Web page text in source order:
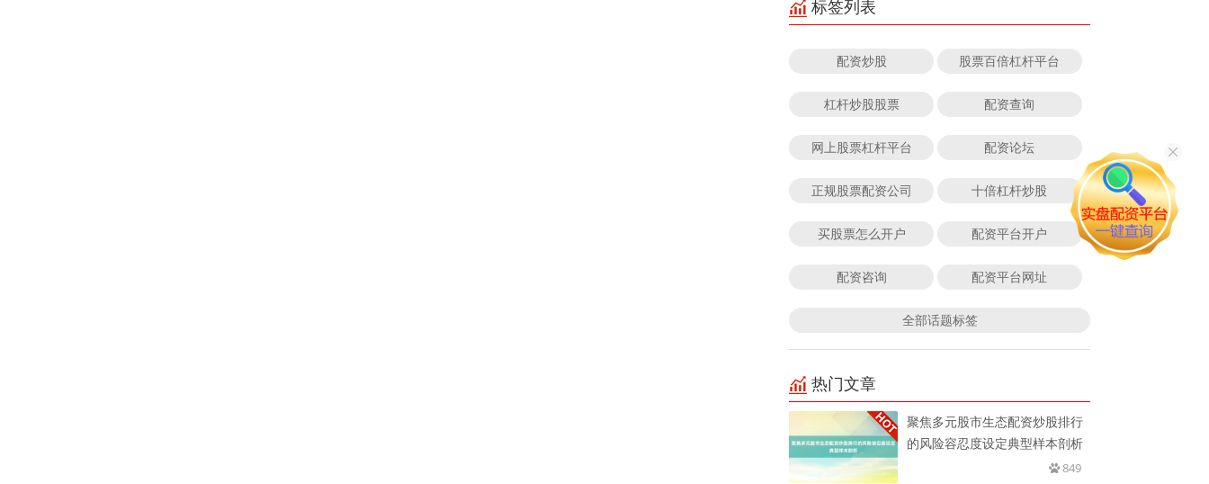
标签列表
配资炒股 股票百倍杠杆平台
杠杆炒股股票 配资查询
网上股票杠杆平台 配资论坛
正规股票配资公司 十倍杠杆炒股
买股票怎么开户 配资平台开户
配资咨询 配资平台网址
全部话题标签
热门文章
聚焦多元股市生态配资炒股排行
的风险容忍度设定典型样本剖析
849